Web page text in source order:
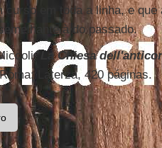
curso em toda a linha, e
à do passado.
La Chiesa
Laterza, 420 páginas.